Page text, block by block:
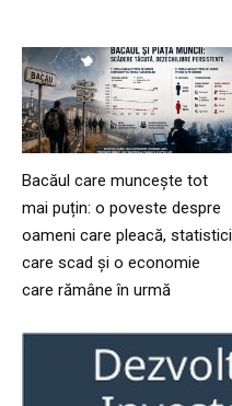
Bacăul care muncește tot
mai puțin: o poveste despre
oameni care pleacă, statistici
care scad și o economie
care rămâne în urmă